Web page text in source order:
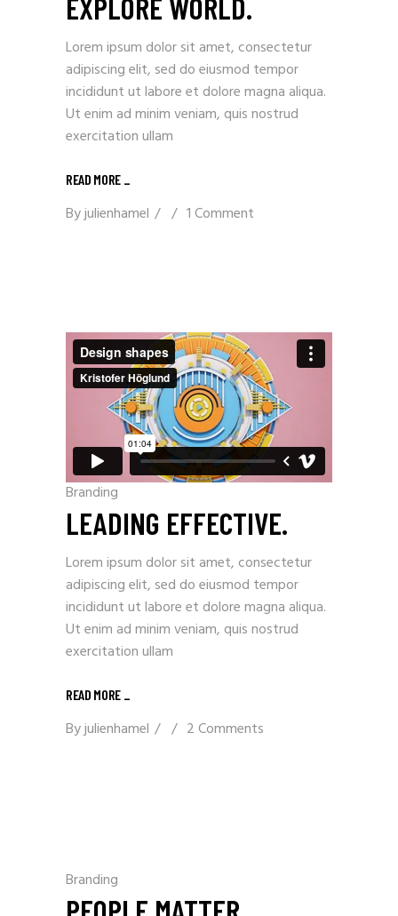
Lorem ipsum dolor sit amet, consectetur
adipiscing elit, sed do eiusmod tempor
incididunt ut labore et dolore magna aliqua.
Ut enim ad minim veniam, quis nostrud
exercitation ullam
READ MORE _
Byjulienhamel 1 Comment
Branding
LEADING EFFECTIVE.
Lorem ipsum dolor sit amet, consectetur
adipiscing elit, sed do eiusmod tempor
incididunt ut labore et dolore magna aliqua.
Ut enim ad minim veniam, quis nostrud
exercitation ullam
READ MORE _
Byjulienhamel 2 Comments
Branding